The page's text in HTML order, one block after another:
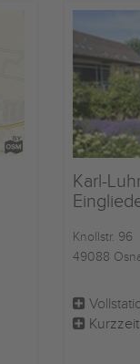
Karl-
Knollstr. 96
49088